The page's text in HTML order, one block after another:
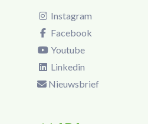
Instagram
Facebook
Youtube
Linkedin
Nieuwsbrief